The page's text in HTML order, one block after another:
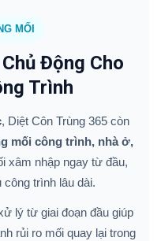
MỐI
Động Cho
Trình
, Diệt Côn Trùng 365 còn
mối công trình, nhà ở,
xâm nhập ngay từ đầu,
trình lâu dài.
lý từ giai đoạn đầu giúp
rủi ro mối quay lại trong